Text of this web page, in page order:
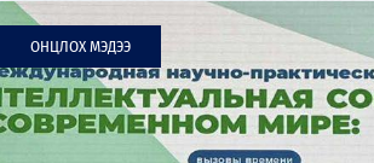
ОНЦЛОХ МЭДЭЭ